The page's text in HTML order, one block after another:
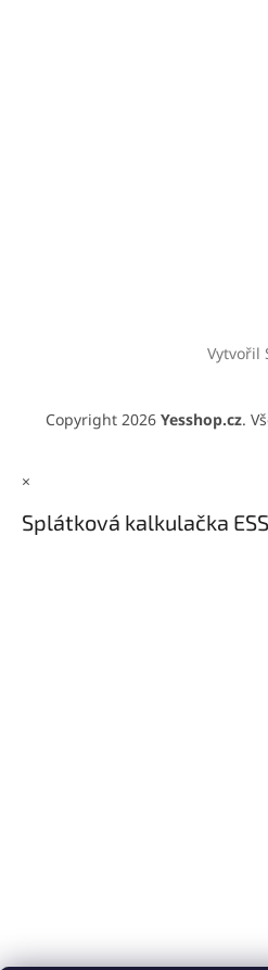
Vytvořil
Copyright 2026 Yesshop.cz.
×
Splátková kalkulačka